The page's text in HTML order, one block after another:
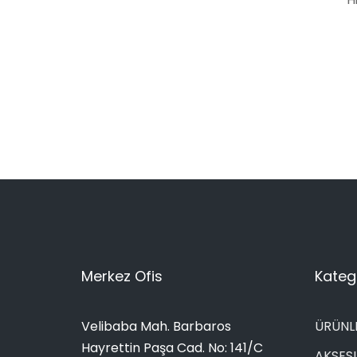
Merkez Ofis
Velibaba Mah. Barbaros
Hayrettin Paşa Cad. No: 141/C